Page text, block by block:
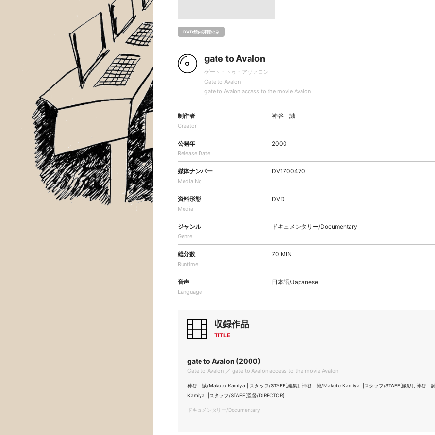
DVD館内視聴のみ
gate to Avalon
ゲート・トゥ・アヴァロン
Gate to Avalon
gate to Avalon access to the movie Avalon
制作者
Creator
神谷 誠
公開年
Release Date
2000
媒体ナンバー
Media No
DV1700470
資料形態
Media
DVD
ジャンル
Genre
ドキュメンタリー/Documentary
総分数
Runtime
70 MIN
音声
Language
日本語/Japanese
収録作品
TITLE
gate to Avalon (2000)
Gate to Avalon ／ gate to Avalon access to the movie Avalon
神谷 誠/Makoto Kamiya ||スタッフ/STAFF[編集], 神谷 誠/Makoto Kamiya ||スタッフ/STAFF[撮影], 神谷
Kamiya ||スタッフ/STAFF[監督/DIRECTOR]
ドキュメンタリー/Documentary